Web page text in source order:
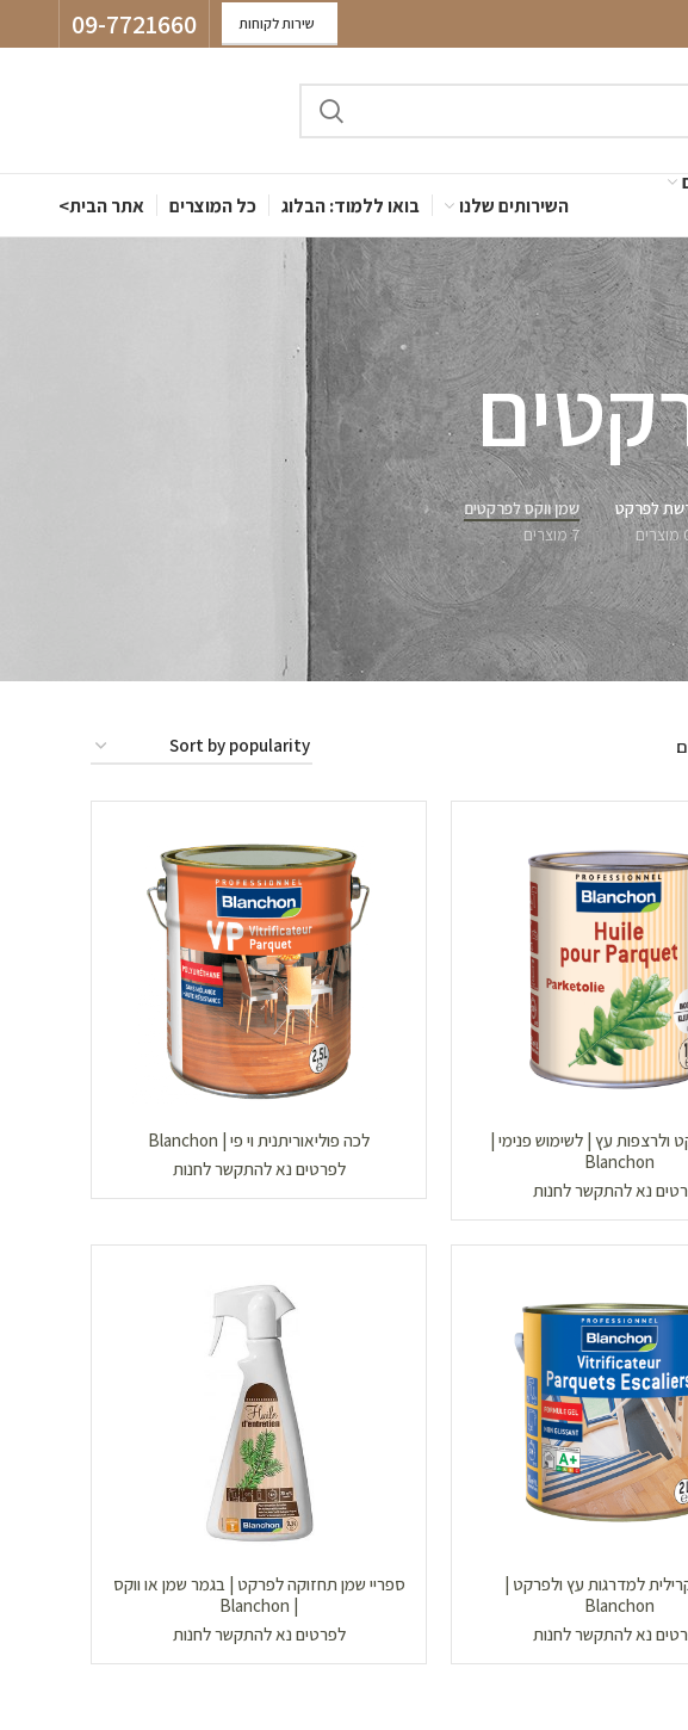
שירות לקוחות 09-7721660
השירותים שלנו בואו ללמוד: הבלוג כל המוצרים אתר הבית>
לפרקט
שמן ווקס לפרקטים
7 מוצרים
ולרצפות עץ | לשימוש פנימי |
Blanchon
נא להתקשר לחנות
לכה פוליאוריתנית וי פי | Blanchon
לפרטים נא להתקשר לחנות
למדרגות עץ ולפרקט |
Blanchon
נא להתקשר לחנות
ספריי שמן תחזוקה לפרקט | בגמר שמן או ווקס
לפרטים נא להתקשר לחנות